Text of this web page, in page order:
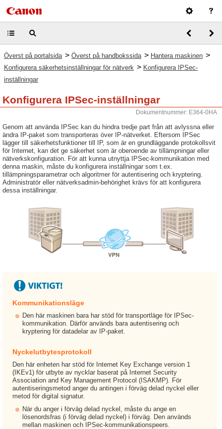
Överst på portalsida > Överst på handbokssida > Hantera maskinen >
Konfigurera säkerhetsinställningar för nätverk > Konfigurera IPSec-
inställningar
Konfigurera IPSec-inställningar
Dokumentnummer: E364-0HA
Genom att använda IPSec kan du hindra tredje part från att avlyssna eller
ändra IP-paket som transporteras över IP-nätverket. Eftersom IPSec
lägger till säkerhetsfunktioner till IP, som är en grundläggande protokollsvit
för Internet, kan det ge säkerhet som är oberoende av tillämpningar eller
nätverkskonfiguration. För att kunna utnyttja IPSec-kommunikation med
denna maskin, måste du konfigurera inställningar som t.ex.
tillämpningsparametrar och algoritmer för autentisering och kryptering.
Administratör eller nätverksadmin-behörighet krävs för att konfigurera
dessa inställningar.
Kommunikationsläge
Den här maskinen bara har stöd för transportläge för IPSec-
kommunikation. Därför används bara autentisering och
kryptering för datadelar av IP-paket.
Nyckelutbytesprotokoll
Den här enheten har stöd för Internet Key Exchange version 1
(IKEv1) för utbyte av nycklar baserat på Internet Security
Association and Key Management Protocol (ISAKMP). För
autentiseringsmetod anger du antingen i förväg delad nyckel eller
metod för digital signatur.
När du anger i förväg delad nyckel, måste du ange en
lösenordsfras (i förväg delad nyckel) i förväg. Den används
mellan maskinen och IPSec-kommunikationspeers.